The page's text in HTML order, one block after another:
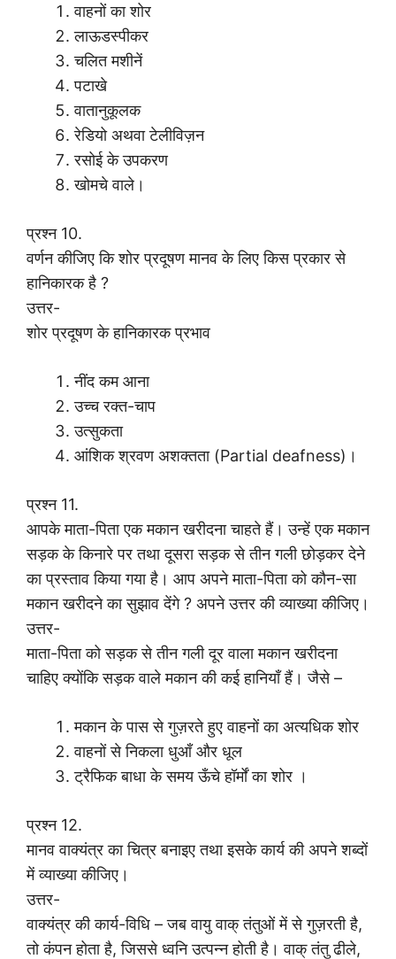
वाहनों का शोर
लाऊडस्पीकर
चलित मशीनें
पटाखे
वातानुकूलक
रेडियो अथवा टेलीविज़न
रसोई के उपकरण
खोमचे वाले।
प्रश्न 10.
वर्णन कीजिए कि शोर प्रदूषण मानव के लिए किस प्रकार से
हानिकारक है ?
उत्तर-
शोर प्रदूषण के हानिकारक प्रभाव
नींद कम आना
उच्च रक्त-चाप
उत्सुकता
आंशिक श्रवण अशक्तता (Partial deafness)।
प्रश्न 11.
आपके माता-पिता एक मकान खरीदना चाहते हैं। उन्हें एक मकान
सड़क के किनारे पर तथा दूसरा सड़क से तीन गली छोड़कर देने
का प्रस्ताव किया गया है। आप अपने माता-पिता को कौन-सा
मकान खरीदने का सुझाव देंगे ? अपने उत्तर की व्याख्या कीजिए।
उत्तर-
माता-पिता को सड़क से तीन गली दूर वाला मकान खरीदना
चाहिए क्योंकि सड़क वाले मकान की कई हानियाँ हैं। जैसे –
मकान के पास से गुज़रते हुए वाहनों का अत्यधिक शोर
वाहनों से निकला धुआँ और धूल
ट्रैफिक बाधा के समय ऊँचे हॉर्मों का शोर ।
प्रश्न 12.
मानव वाक्यंत्र का चित्र बनाइए तथा इसके कार्य की अपने शब्दों
में व्याख्या कीजिए।
उत्तर-
वाक्यंत्र की कार्य-विधि – जब वायु वाक् तंतुओं में से गुज़रती है,
तो कंपन होता है, जिससे ध्वनि उत्पन्न होती है। वाक् तंतु ढीले,